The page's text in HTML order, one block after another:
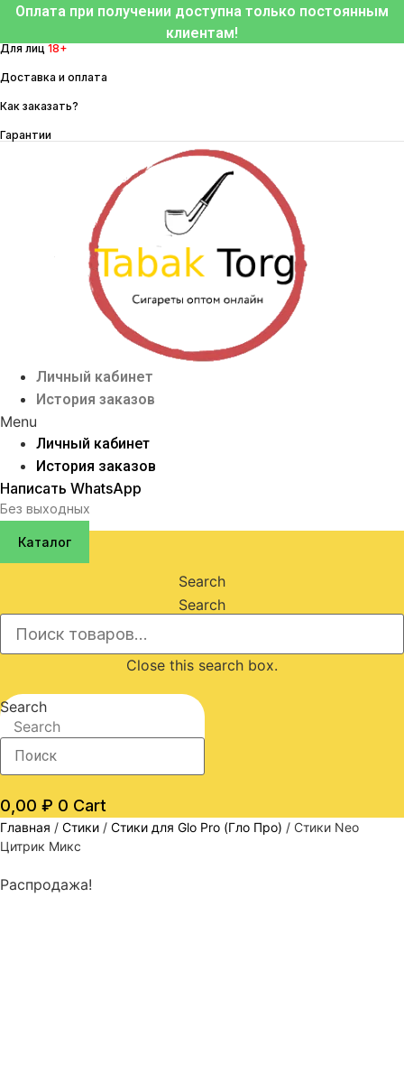
Перейти
содержимому
Оплата при получении доступна только постоянным
клиентам!
Для лиц 18+
Доставка и оплата
Как заказать?
Гарантии
Личный кабинет
История заказов
Menu
Личный кабинет
История заказов
Написать WhatsApp
Без выходных
Каталог
Search
Search
Close this search box.
Search
Search
0,00 ₽ 0 Cart
Главная / Стики / Стики для Glo Pro (Гло Про) / Стики Neo
Цитрик Микс
Распродажа!